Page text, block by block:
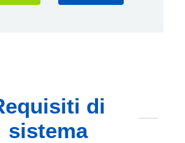
di
sistema